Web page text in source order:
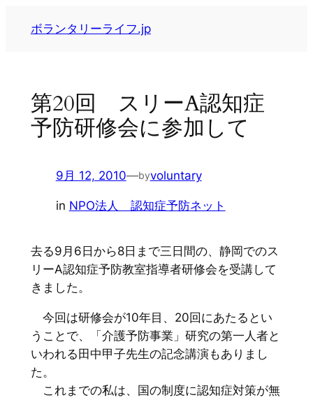
ボランタリーライフ.jp
第20回 スリーA認知症
予防研修会に参加して
9月 12, 2010—byvoluntary
in NPO法人 認知症予防ネット
去る9月6日から8日まで三日間の、静岡でのス
リーA認知症予防教室指導者研修会を受講して
きました。
今回は研修会が10年目、20回にあたるとい
うことで、「介護予防事業」研究の第一人者と
いわれる田中甲子先生の記念講演もありまし
た。
これまでの私は、国の制度に認知症対策が無